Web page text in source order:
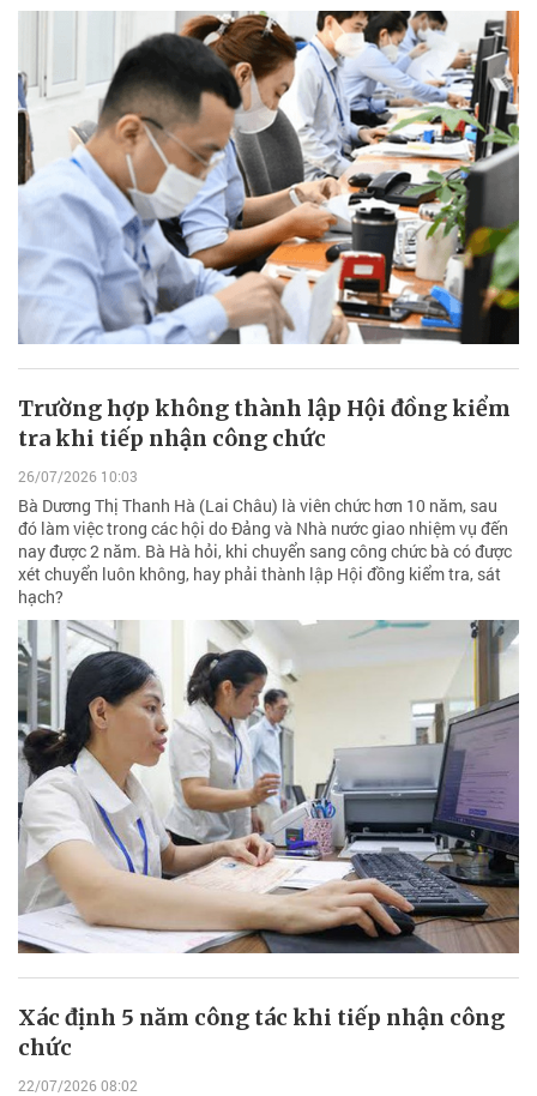
Trường hợp không thành lập Hội đồng kiểm
tra khi tiếp nhận công chức
26/07/2026 10:03
Bà Dương Thị Thanh Hà (Lai Châu) là viên chức hơn 10 năm, sau
đó làm việc trong các hội do Đảng và Nhà nước giao nhiệm vụ đến
nay được 2 năm. Bà Hà hỏi, khi chuyển sang công chức bà có được
xét chuyển luôn không, hay phải thành lập Hội đồng kiểm tra, sát
hạch?
Xác định 5 năm công tác khi tiếp nhận công
chức
22/07/2026 08:02